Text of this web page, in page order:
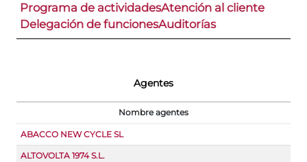
Programa de actividadesAtención al cliente
Delegación de funcionesAuditorías
Agentes
Nombre agentes
ABACCO NEW CYCLE SL
ALTOVOLTA 1974 S.L.